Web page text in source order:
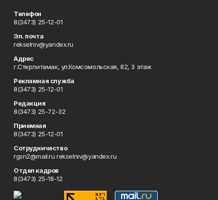
Телефон
8(3473) 25-12-01
Эл. почта
rekselniv@yandex.ru
Адрес
г.Стерлитамак, ул.Комсомольская, 82, 3 этаж
Рекламная служба
8(3473) 25-12-01
Редакция
8(3473) 25-72-32
Приемная
8(3473) 25-12-01
Сотрудничество
rgsn2@mail.ru rekselniv@yandex.ru
Отдел кадров
8(3473) 25-18-12